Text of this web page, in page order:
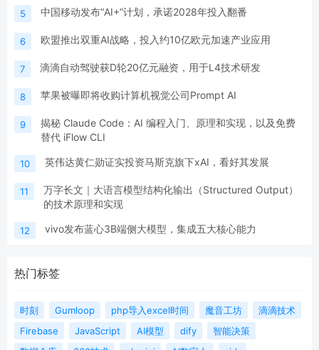
5 中国移动发布“AI+”计划，承诺2028年投入翻番
6 欧盟推出双重AI战略，投入约10亿欧元加速产业应用
7 滴滴自动驾驶获D轮20亿元融资，用于L4技术研发
8 苹果被曝即将收购计算机视觉公司Prompt AI
9
揭秘 Claude Code：AI 编程入门、原理和实现，以及免费
替代 iFlow CLI
10 英伟达黄仁勋证实投资马斯克旗下xAI，看好其发展
11
万字长文｜大语言模型结构化输出（Structured Output）
的技术原理和实现
12 vivo发布蓝心3B端侧大模型，集成五大核心能力
热门标签
时刻 Gumloop php导入excel时间 魔音工坊
滴滴技术
Firebase
JavaScript AI模型 dify
智能决策